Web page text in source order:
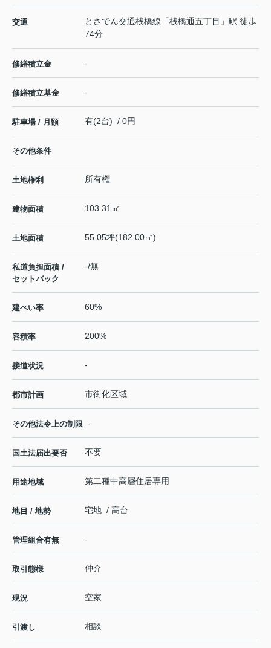
交通 とさでん交通桟橋線 「桟橋通五丁目 」駅 徒歩
74分
修繕積立金 -
修繕積立基金 -
駐車場 / 月額 有(2台) / 0円
その他条件
土地権利 所有権
建物面積 103.31㎡
土地面積 55.05坪(182.00㎡)
私道負担面積 /
セットバック
-/無
建ぺい率 60%
容積率 200%
接道状況 -
都市計画 市街化区域
その他法令上の制限 -
国土法届出要否 不要
用途地域 第二種中高層住居専用
地目 / 地勢 宅地 / 高台
管理組合有無 -
取引態様 仲介
現況 空家
引渡し 相談